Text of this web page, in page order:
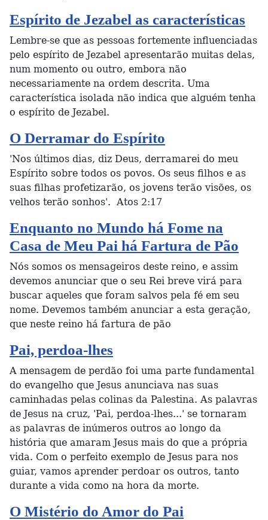
Espírito de Jezabel as características
Lembre-se que as pessoas fortemente influenciadas
pelo espírito de Jezabel apresentarão muitas delas,
num momento ou outro, embora não
necessariamente na ordem descrita. Uma
característica isolada não indica que alguém tenha
o espírito de Jezabel.
O Derramar do Espírito
'Nos últimos dias, diz Deus, derramarei do meu
Espírito sobre todos os povos. Os seus filhos e as
suas filhas profetizarão, os jovens terão visões, os
velhos terão sonhos'. Atos 2:17
Enquanto no Mundo há Fome na
Casa de Meu Pai há Fartura de Pão
Nós somos os mensageiros deste reino, e assim
devemos anunciar que o seu Rei breve virá para
buscar aqueles que foram salvos pela fé em seu
nome. Devemos também anunciar a esta geração,
que neste reino há fartura de pão
Pai, perdoa-lhes
A mensagem de perdão foi uma parte fundamental
do evangelho que Jesus anunciava nas suas
caminhadas pelas colinas da Palestina. As palavras
de Jesus na cruz, 'Pai, perdoa-lhes...' se tornaram
as palavras de inúmeros outros ao longo da
história que amaram Jesus mais do que a própria
vida. Com o perfeito exemplo de Jesus para nos
guiar, vamos aprender perdoar os outros, tanto
durante a vida como na hora da morte.
O Mistério do Amor do Pai